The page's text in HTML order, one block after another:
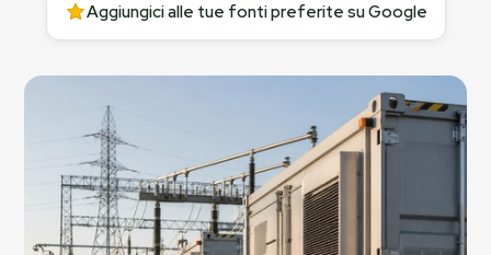
Aggiungici alle tue fonti preferite su Google